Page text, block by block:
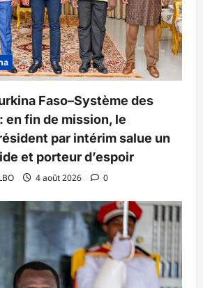
Faso–Système des
en fin de mission, le
par intérim salue un
et porteur d’espoir
4 août 2026 0